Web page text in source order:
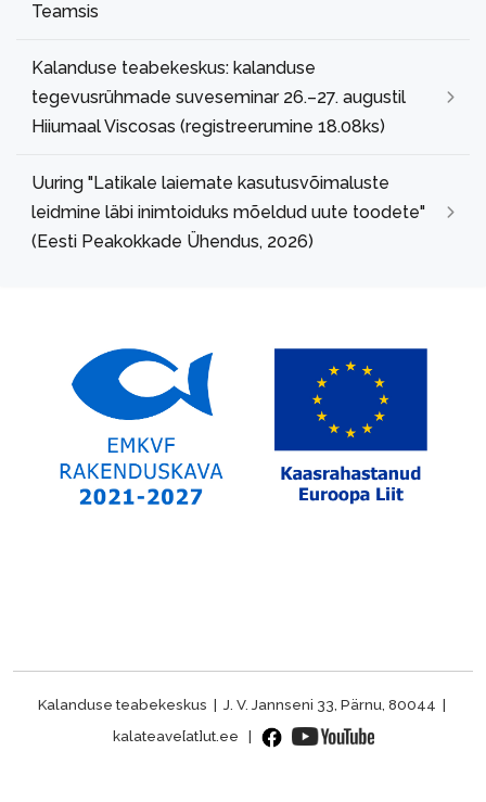
Teamsis
Kalanduse teabekeskus: kalanduse
tegevusrühmade suveseminar 26.–27. augustil
Hiiumaal Viscosas (registreerumine 18.08ks)
Uuring "Latikale laiemate kasutusvõimaluste
leidmine läbi inimtoiduks mõeldud uute toodete"
(Eesti Peakokkade Ühendus, 2026)
Kalanduse teabekeskus | J. V. Jannseni 33, Pärnu, 80044 |
kalateave[at]ut.ee |